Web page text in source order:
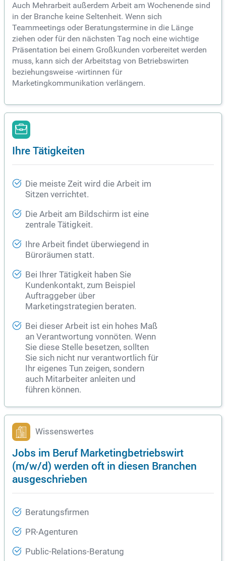
Auch Mehrarbeit außerdem Arbeit am Wochenende sind
in der Branche keine Seltenheit. Wenn sich
Teammeetings oder Beratungstermine in die Länge
ziehen oder für den nächsten Tag noch eine wichtige
Präsentation bei einem Großkunden vorbereitet werden
muss, kann sich der Arbeitstag von Betriebswirten
beziehungsweise -wirtinnen für
Marketingkommunikation verlängern.
Ihre Tätigkeiten
Die meiste Zeit wird die Arbeit im
Sitzen verrichtet.
Die Arbeit am Bildschirm ist eine
zentrale Tätigkeit.
Ihre Arbeit findet überwiegend in
Büroräumen statt.
Bei Ihrer Tätigkeit haben Sie
Kundenkontakt, zum Beispiel
Auftraggeber über
Marketingstrategien beraten.
Bei dieser Arbeit ist ein hohes Maß
an Verantwortung vonnöten. Wenn
Sie diese Stelle besetzen, sollten
Sie sich nicht nur verantwortlich für
Ihr eigenes Tun zeigen, sondern
auch Mitarbeiter anleiten und
führen können.
Wissenswertes
Jobs im Beruf Marketingbetriebswirt
(m/w/d) werden oft in diesen Branchen
ausgeschrieben
Beratungsfirmen
PR-Agenturen
Public-Relations-Beratung